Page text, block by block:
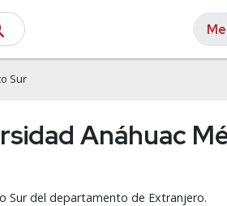
Sur
Anáhuac
Sur del departamento de Extranjero.